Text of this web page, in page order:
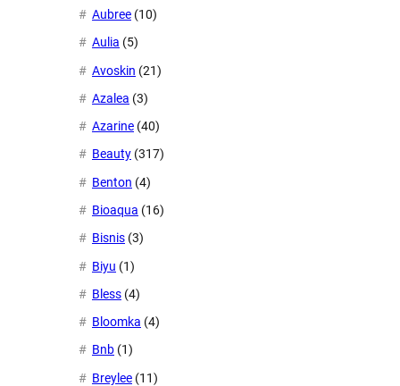
Aubree (10)
Aulia (5)
Avoskin (21)
Azalea (3)
Azarine (40)
Beauty (317)
Benton (4)
Bioaqua (16)
Bisnis (3)
Biyu (1)
Bless (4)
Bloomka (4)
Bnb (1)
Breylee (11)